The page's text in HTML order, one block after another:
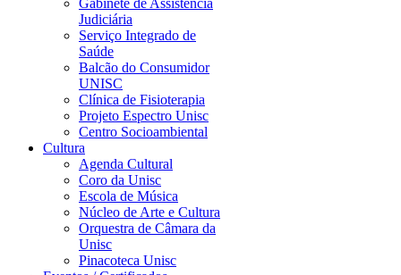
Gabinete de Assistência
Judiciária
Serviço Integrado de
Saúde
Balcão do Consumidor
UNISC
Clínica de Fisioterapia
Projeto Espectro Unisc
Centro Socioambiental
Cultura
Agenda Cultural
Coro da Unisc
Escola de Música
Núcleo de Arte e Cultura
Orquestra de Câmara da
Unisc
Pinacoteca Unisc